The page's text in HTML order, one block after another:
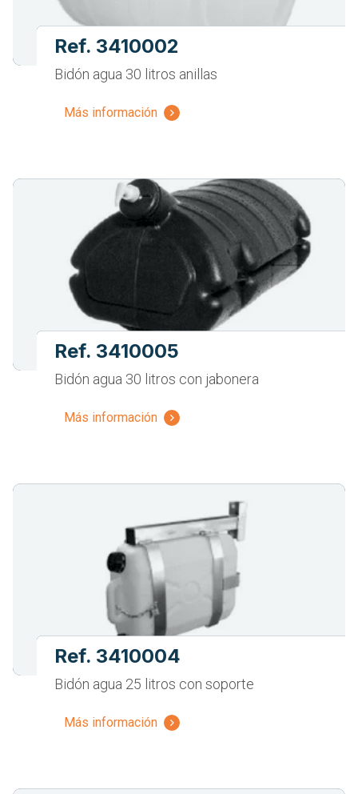
Ref. 3410002
Bidón agua 30 litros anillas
Más información
Ref. 3410005
Bidón agua 30 litros con jabonera
Más información
Ref. 3410004
Bidón agua 25 litros con soporte
Más información